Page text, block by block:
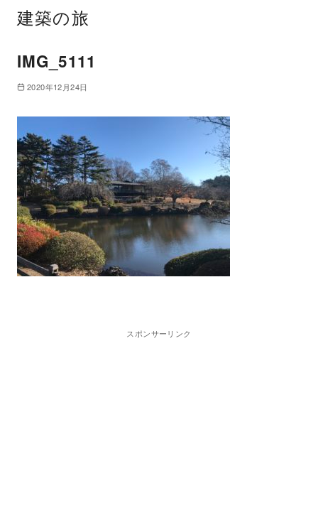
建築の旅
IMG_5111
2020年12月24日
スポンサーリンク